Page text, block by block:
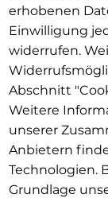
erhobenen
Einwilligung
widerrufen.
Abschnitt
Weitere
unserer
Anbietern
Technologien.
Grundlage